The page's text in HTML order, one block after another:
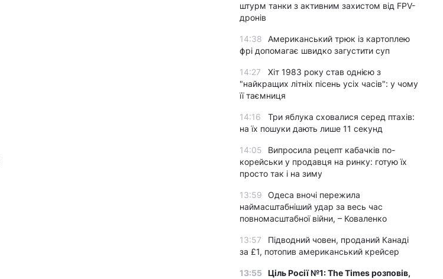
штурм танки з активним захистом від FPV-
дронів
14:38
Американський трюк із картоплею
фрі допомагає швидко загустити суп
14:27
Хіт 1983 року став однією з
"найкращих літніх пісень усіх часів": у чому
її таємниця
14:16
Три яблука сховалися серед птахів:
на їх пошуки дають лише 11 секунд
14:05
Випросила рецепт кабачків по-
корейськи у продавця на ринку: готую їх
просто так і на зиму
13:59
Одеса вночі пережила
наймасштабніший удар за весь час
повномасштабної війни, – Коваленко
13:57
Підводний човен, проданий Канаді
за £1, потопив американський крейсер
13:55 Ціль Росії №1: The Times розповів,